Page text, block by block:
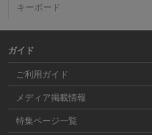
キーボード
ガイド
ご利用ガイド
メディア掲載情報
特集ページ一覧